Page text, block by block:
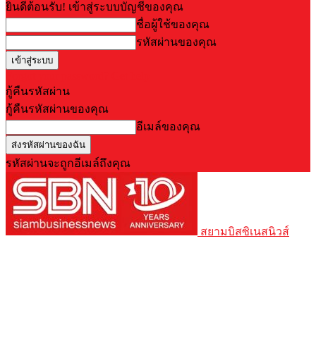
ยินดีต้อนรับ! เข้าสู่ระบบบัญชีของคุณ
ชื่อผู้ใช้ของคุณ
รหัสผ่านของคุณ
กู้คืนรหัสผ่าน
กู้คืนรหัสผ่านของคุณ
อีเมล์ของคุณ
รหัสผ่านจะถูกอีเมล์ถึงคุณ
สยามบิสซิเนสนิวส์